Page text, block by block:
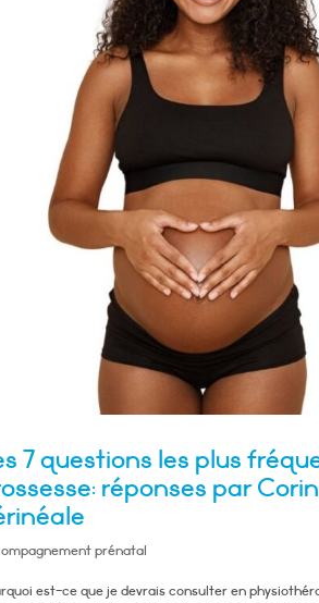
7 questions les plus
réponses par
prénatal
est-ce que je devrais consulter en